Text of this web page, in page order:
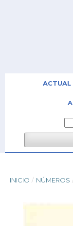
ACTUAL
INICIO / NÚMEROS